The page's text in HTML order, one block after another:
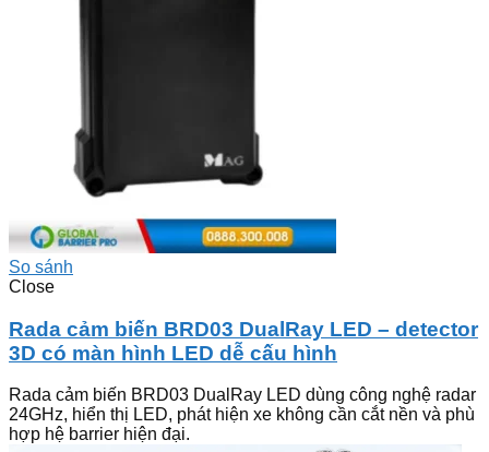
So sánh
Close
Rada cảm biến BRD03 DualRay LED – detector
3D có màn hình LED dễ cấu hình
Rada cảm biến BRD03 DualRay LED dùng công nghệ radar
24GHz, hiển thị LED, phát hiện xe không cần cắt nền và phù
hợp hệ barrier hiện đại.